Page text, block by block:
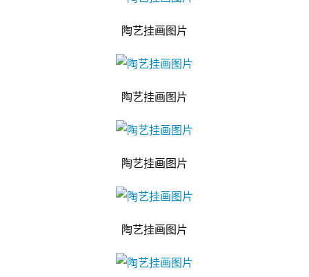
陶艺挂画图片
陶艺挂画图片
陶艺挂画图片
陶艺挂画图片